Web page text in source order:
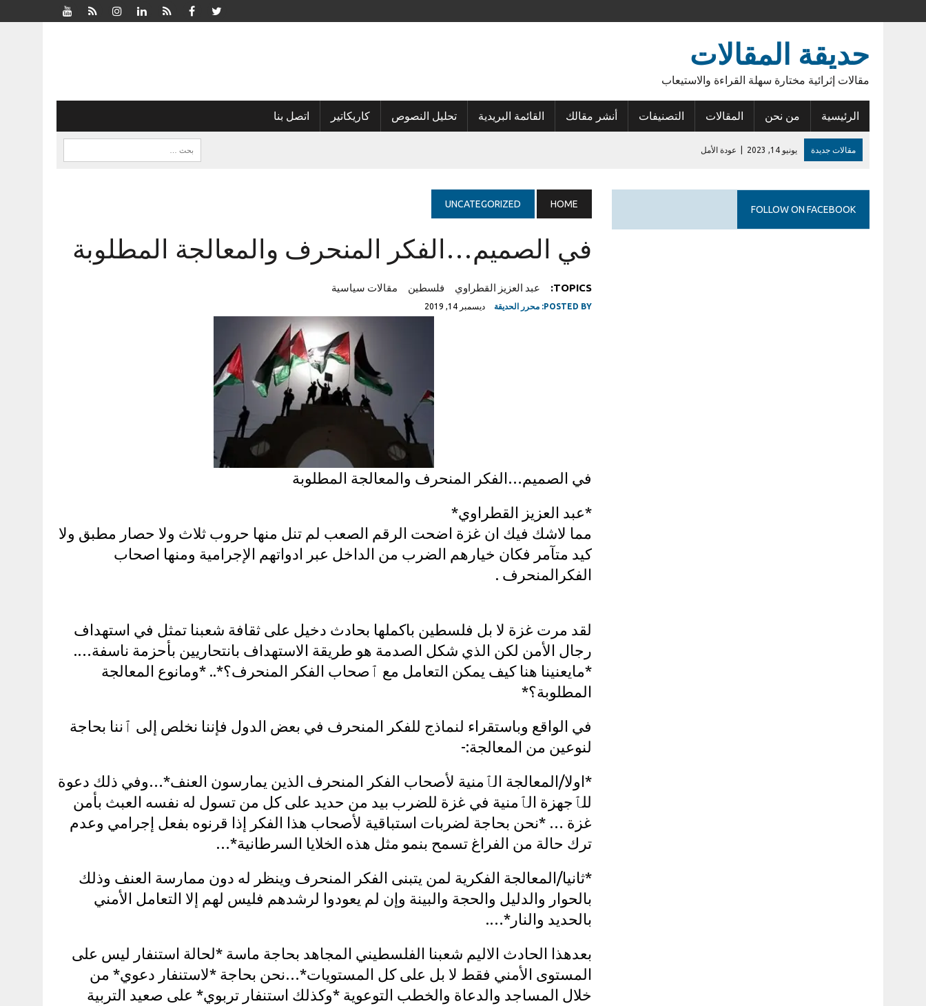
حديقة المقالات
مقالات إثرائية مختارة سهلة القراءة والاستيعاب
الرئيسية من نحن المقالات التصنيفات أنشر مقالك القائمة البريدية تحليل النصوص كاريكاتير اتصل بنا
مقالات جديدة يونيو 14, 2023 عودة الأمل
HOME
UNCATEGORIZED
في الصميم…الفكر المنحرف والمعالجة المطلوبة
TOPICS: عبد العزيز القطراوي فلسطين مقالات سياسية
POSTED BY: محرر الحديقة ديسمبر 14, 2019
في الصميم…الفكر المنحرف والمعالجة المطلوبة
*عبد العزيز القطراوي*
مما لاشك فيك ان غزة اضحت الرقم الصعب لم تنل منها حروب ثلاث ولا حصار مطبق ولا
كيد متآمر فكان خيارهم الضرب من الداخل عبر ادواتهم الإجرامية ومنها اصحاب
الفكرالمنحرف .
لقد مرت غزة لا بل فلسطين باكملها بحادث دخيل على ثقافة شعبنا تمثل في استهداف
رجال الأمن لكن الذي شكل الصدمة هو طريقة الاستهداف بانتحاريين بأحزمة ناسفة….
*مايعنينا هنا كيف يمكن التعامل مع ٱصحاب الفكر المنحرف؟*.. *ومانوع المعالجة
المطلوبة؟*
في الواقع وباستقراء لنماذج للفكر المنحرف في بعض الدول فإننا نخلص إلى ٱننا بحاجة
لنوعين من المعالجة:-
*اولا/المعالجة الٱمنية لأصحاب الفكر المنحرف الذين يمارسون العنف*…وفي ذلك دعوة
للٱجهزة الٱمنية في غزة للضرب بيد من حديد على كل من تسول له نفسه العبث بأمن
غزة … *نحن بحاجة لضربات استباقية لأصحاب هذا الفكر إذا قرنوه بفعل إجرامي وعدم
ترك حالة من الفراغ تسمح بنمو مثل هذه الخلايا السرطانية*…
*ثانيا/المعالجة الفكرية لمن يتبنى الفكر المنحرف وينظر له دون ممارسة العنف وذلك
بالحوار والدليل والحجة والبينة وإن لم يعودوا لرشدهم فليس لهم إلا التعامل الأمني
بالحديد والنار*….
بعدهذا الحادث الاليم شعبنا الفلسطيني المجاهد بحاجة ماسة *لحالة استنفار ليس على
المستوى الأمني فقط لا بل على كل المستويات*…نحن بحاجة *لاستنفار دعوي* من
خلال المساجد والدعاة والخطب التوعوية *وكذلك استنفار تربوي* على صعيد التربية
FOLLOW ON FACEBOOK